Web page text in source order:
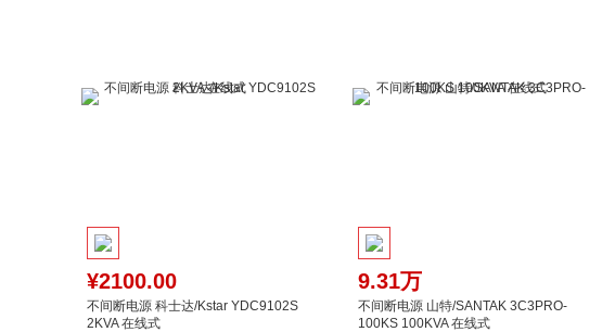
¥2100.00
不间断电源 科士达/Kstar YDC9102S
2KVA 在线式
9.31万
不间断电源 山特/SANTAK 3C3PRO-
100KS 100KVA 在线式